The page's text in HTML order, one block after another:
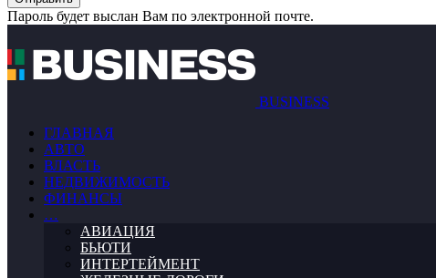
Пароль будет выслан Вам по электронной почте.
BUSINESS
ГЛАВНАЯ
АВТО
ВЛАСТЬ
НЕДВИЖИМОСТЬ
ФИНАНСЫ
…
АВИАЦИЯ
БЬЮТИ
ИНТЕРТЕЙМЕНТ